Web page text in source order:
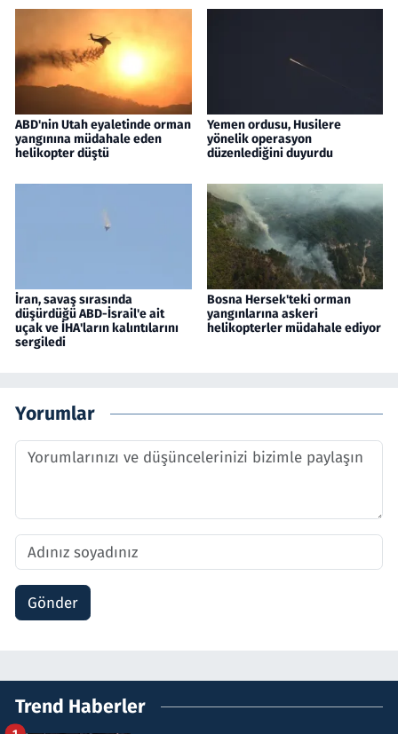
ABD'nin Utah eyaletinde orman
yangınına müdahale eden
helikopter düştü
Yemen ordusu, Husilere
yönelik operasyon
düzenlediğini duyurdu
İran, savaş sırasında
düşürdüğü ABD-İsrail'e ait
uçak ve İHA'ların kalıntılarını
sergiledi
Bosna Hersek'teki orman
yangınlarına askeri
helikopterler müdahale ediyor
Yorumlar
Gönder
Trend Haberler